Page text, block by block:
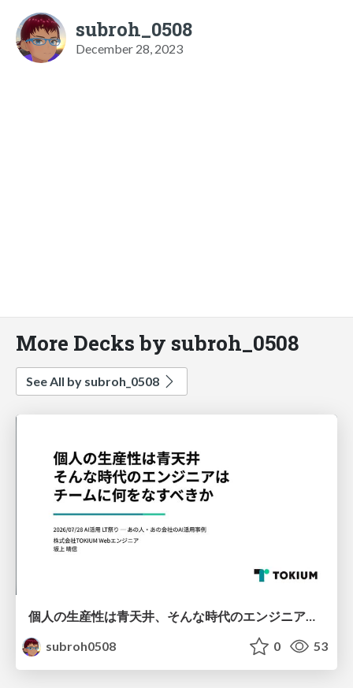
subroh_0508
December 28, 2023
More Decks by subroh_0508
See All by subroh_0508
個人の生産性は青天井、そんな時代のエンジニアはチームに何をなすべきか
subroh0508
0 53